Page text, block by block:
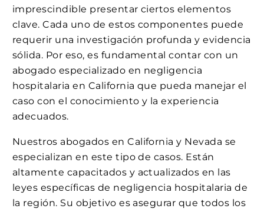
imprescindible presentar ciertos elementos
clave. Cada uno de estos componentes puede
requerir una investigación profunda y evidencia
sólida. Por eso, es fundamental contar con un
abogado especializado en negligencia
hospitalaria en California que pueda manejar el
caso con el conocimiento y la experiencia
adecuados.
Nuestros abogados en California y Nevada se
especializan en este tipo de casos. Están
altamente capacitados y actualizados en las
leyes específicas de negligencia hospitalaria de
la región. Su objetivo es asegurar que todos los